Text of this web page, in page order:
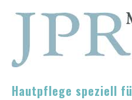
Hautpflege speziell